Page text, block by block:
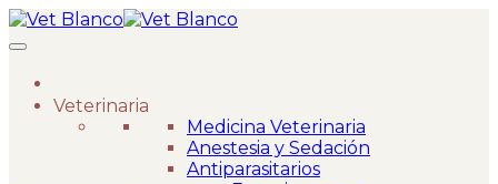
Veterinaria
Medicina Veterinaria
Anestesia y Sedación
Antiparasitarios